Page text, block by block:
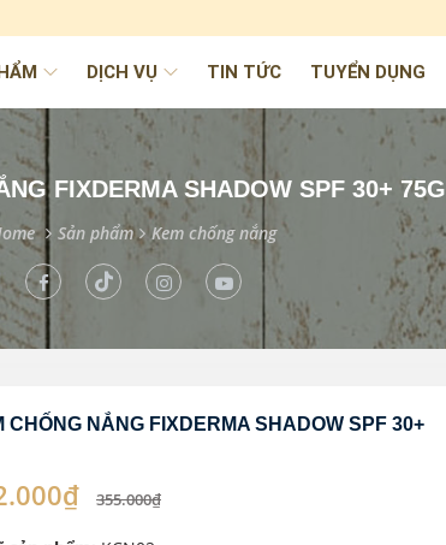
DỊCH VỤ TIN TỨC TUYỂN DỤNG
FIXDERMA SHADOW SPF 30+ 75G
Sản phẩm Kem chống nắng
CHỐNG NẮNG FIXDERMA SHADOW SPF 30+
355.000₫